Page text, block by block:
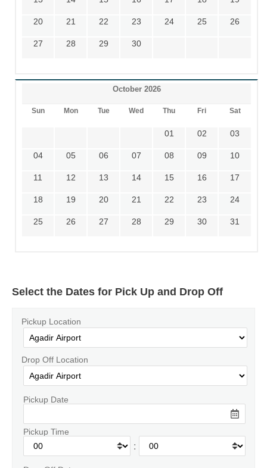
20 21 22 23 24 25 26
27 28 29 30
October 2026
Sun Mon Tue Wed Thu Fri Sat
01 02 03
04 05 06 07 08 09 10
11 12 13 14 15 16 17
18 19 20 21 22 23 24
25 26 27 28 29 30 31
Select the Dates for Pick Up and Drop Off
Pickup Location
Drop Off Location
Pickup Date
Pickup Time
: